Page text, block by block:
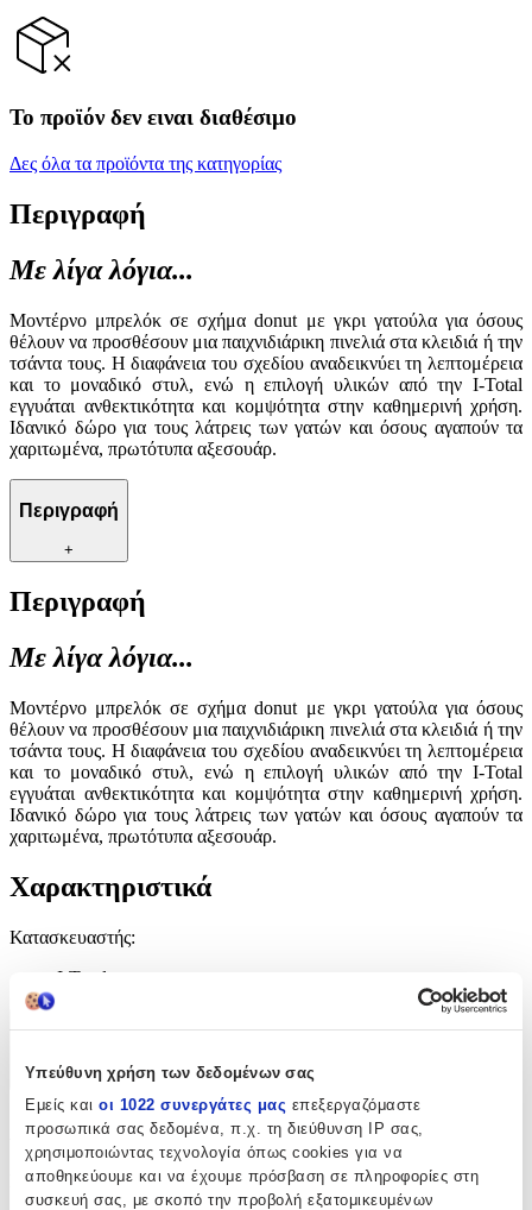
Υπεύθυνη χρήση των δεδομένων σας
Εμείς και οι 1022 συνεργάτες μας επεξεργαζόμαστε
προσωπικά σας δεδομένα, π.χ. τη διεύθυνση IP σας,
χρησιμοποιώντας τεχνολογία όπως cookies για να
αποθηκεύουμε και να έχουμε πρόσβαση σε πληροφορίες στη
συσκευή σας, με σκοπό την προβολή εξατομικευμένων
Το προϊόν δεν ειναι διαθέσιμο
Δες όλα τα προϊόντα της κατηγορίας
Περιγραφή
Με λίγα λόγια...
Μοντέρνο μπρελόκ σε σχήμα donut με γκρι γατούλα για όσους
θέλουν να προσθέσουν μια παιχνιδιάρικη πινελιά στα κλειδιά ή την
τσάντα τους. Η διαφάνεια του σχεδίου αναδεικνύει τη λεπτομέρεια
και το μοναδικό στυλ, ενώ η επιλογή υλικών από την I-Total
εγγυάται ανθεκτικότητα και κομψότητα στην καθημερινή χρήση.
Ιδανικό δώρο για τους λάτρεις των γατών και όσους αγαπούν τα
χαριτωμένα, πρωτότυπα αξεσουάρ.
Περιγραφή
+
Περιγραφή
Με λίγα λόγια...
Μοντέρνο μπρελόκ σε σχήμα donut με γκρι γατούλα για όσους
θέλουν να προσθέσουν μια παιχνιδιάρικη πινελιά στα κλειδιά ή την
τσάντα τους. Η διαφάνεια του σχεδίου αναδεικνύει τη λεπτομέρεια
και το μοναδικό στυλ, ενώ η επιλογή υλικών από την I-Total
εγγυάται ανθεκτικότητα και κομψότητα στην καθημερινή χρήση.
Ιδανικό δώρο για τους λάτρεις των γατών και όσους αγαπούν τα
χαριτωμένα, πρωτότυπα αξεσουάρ.
Χαρακτηριστικά
Κατασκευαστής:
I-Total
+
Χαρακτηριστικά
Κατασκευαστής: